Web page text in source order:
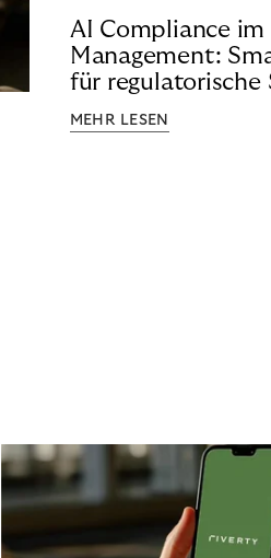
AI Compliance im
Management:
für regulatorische
MEHR LESEN